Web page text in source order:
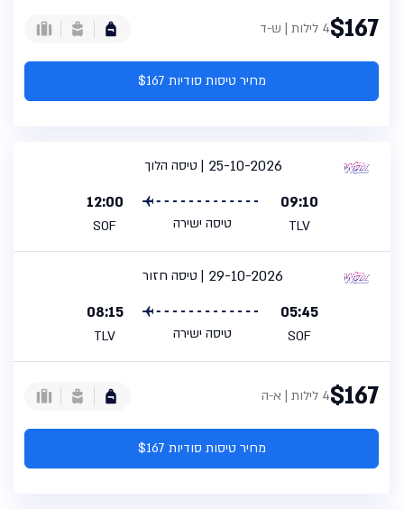
$1674 לילות | ש-ד
מחיר טיסות סודיות $167
טיסה הלוך
25-10-2026
09:10
TLV טיסה ישירה
12:00
SOF
טיסה חזור
29-10-2026
05:45
SOF טיסה ישירה
08:15
TLV
$1674 לילות | א-ה
מחיר טיסות סודיות $167